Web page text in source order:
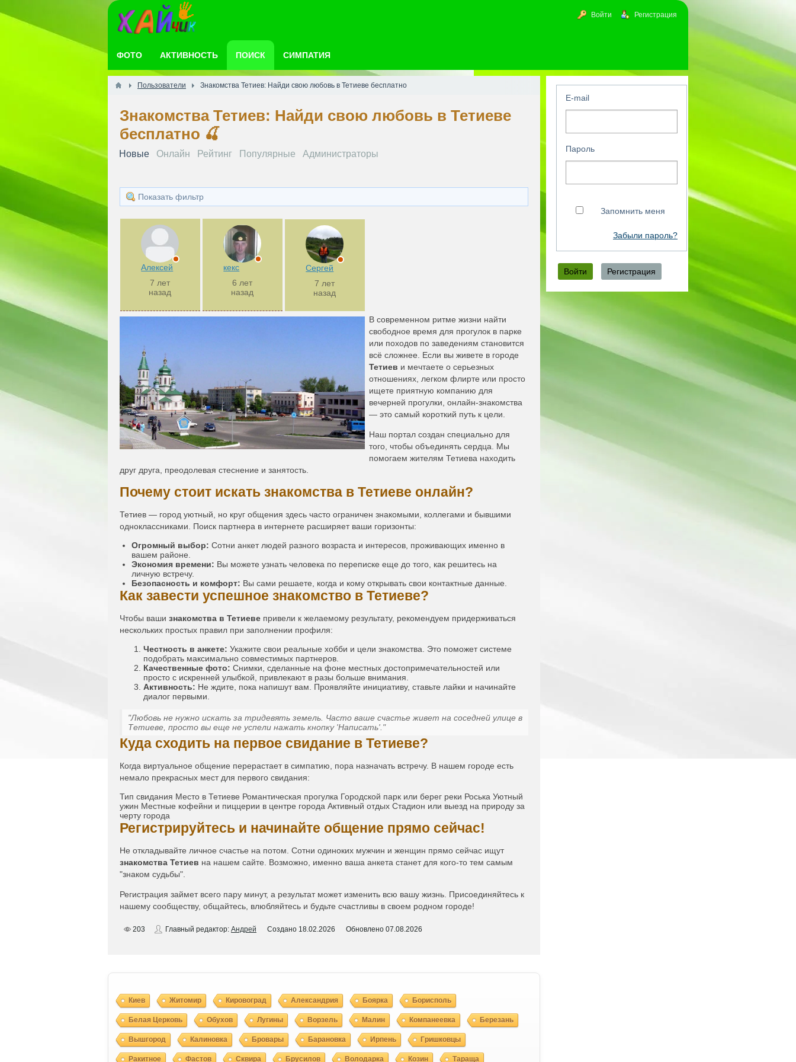
Войти Регистрация
ФОТО АКТИВНОСТЬ ПОИСК СИМПАТИЯ
Пользователи Знакомства Тетиев: Найди свою любовь в Тетиеве бесплатно
Знакомства Тетиев: Найди свою любовь в Тетиеве
бесплатно 🍒
Новые Онлайн Рейтинг Популярные Администраторы
Показать фильтр
Алексей
7 лет
назад
кекс
6 лет
назад
Сергей
7 лет
назад
В современном ритме жизни найти
свободное время для прогулок в парке
или походов по заведениям становится
всё сложнее. Если вы живете в городе
Тетиев и мечтаете о серьезных
отношениях, легком флирте или просто
ищете приятную компанию для
вечерней прогулки, онлайн-знакомства
— это самый короткий путь к цели.
Наш портал создан специально для
того, чтобы объединять сердца. Мы
помогаем жителям Тетиева находить
друг друга, преодолевая стеснение и занятость.
Почему стоит искать знакомства в Тетиеве онлайн?
Тетиев — город уютный, но круг общения здесь часто ограничен знакомыми, коллегами и бывшими
одноклассниками. Поиск партнера в интернете расширяет ваши горизонты:
Огромный выбор: Сотни анкет людей разного возраста и интересов, проживающих именно в
вашем районе.
Экономия времени: Вы можете узнать человека по переписке еще до того, как решитесь на
личную встречу.
Безопасность и комфорт: Вы сами решаете, когда и кому открывать свои контактные данные.
Как завести успешное знакомство в Тетиеве?
Чтобы ваши знакомства в Тетиеве привели к желаемому результату, рекомендуем придерживаться
нескольких простых правил при заполнении профиля:
Честность в анкете: Укажите свои реальные хобби и цели знакомства. Это поможет системе
подобрать максимально совместимых партнеров.
Качественные фото: Снимки, сделанные на фоне местных достопримечательностей или
просто с искренней улыбкой, привлекают в разы больше внимания.
Активность: Не ждите, пока напишут вам. Проявляйте инициативу, ставьте лайки и начинайте
диалог первыми.
"Любовь не нужно искать за тридевять земель. Часто ваше счастье живет на соседней улице в
Тетиеве, просто вы еще не успели нажать кнопку 'Написать'."
Куда сходить на первое свидание в Тетиеве?
Когда виртуальное общение перерастает в симпатию, пора назначать встречу. В нашем городе есть
немало прекрасных мест для первого свидания:
Тип свидания Место в Тетиеве Романтическая прогулка Городской парк или берег реки Роська Уютный
ужин Местные кофейни и пиццерии в центре города Активный отдых Стадион или выезд на природу за
черту города
Регистрируйтесь и начинайте общение прямо сейчас!
Не откладывайте личное счастье на потом. Сотни одиноких мужчин и женщин прямо сейчас ищут
знакомства Тетиев на нашем сайте. Возможно, именно ваша анкета станет для кого-то тем самым
"знаком судьбы".
Регистрация займет всего пару минут, а результат может изменить всю вашу жизнь. Присоединяйтесь к
нашему сообществу, общайтесь, влюбляйтесь и будьте счастливы в своем родном городе!
203 Главный редактор: Андрей Создано 18.02.2026 Обновлено 07.08.2026
Киев Житомир Кировоград Александрия Боярка Борисполь
Белая Церковь Обухов Лугины Ворзель Малин Компанеевка Березань
Вышгород Калиновка Бровары Барановка Ирпень Гришковцы
Ракитное Фастов Сквира Брусилов Володарка Козин Тараща
E-mail
Пароль
Запомнить меня
Забыли пароль?